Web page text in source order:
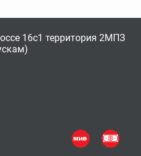
16с1 территория 2МПЗ